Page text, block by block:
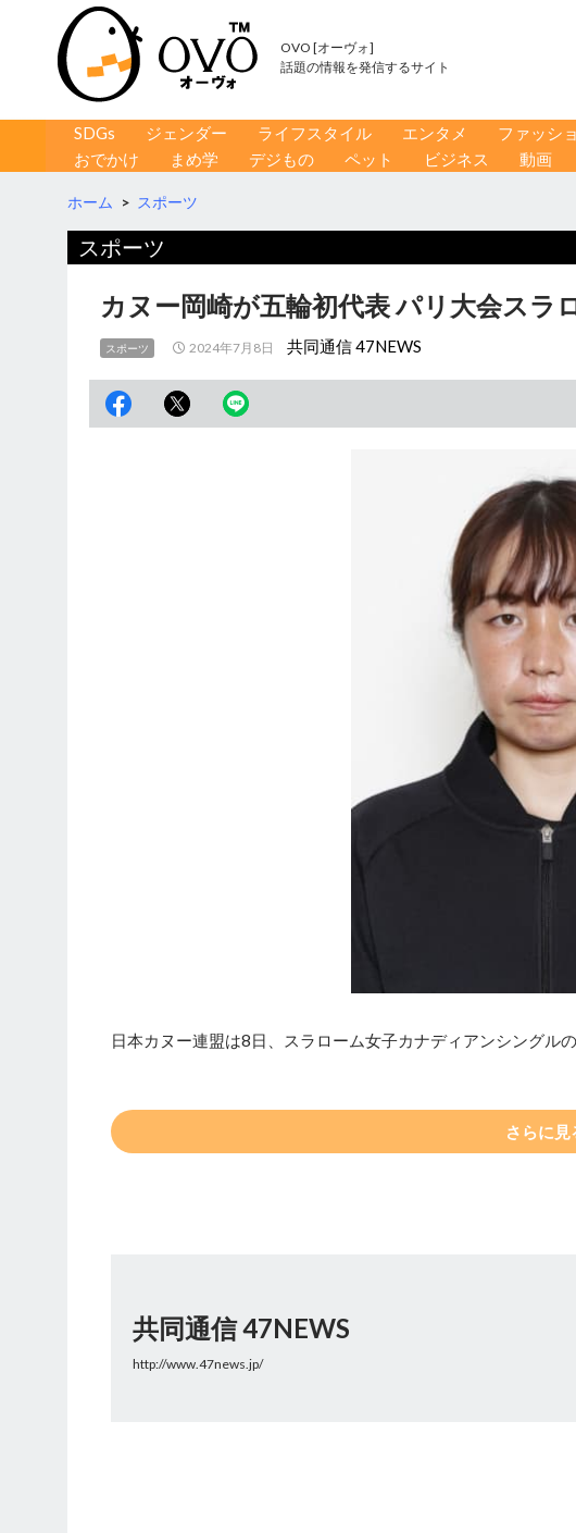
OVO [オーヴォ]
話題の情報を発信するサイト
コンテンツへ移動
SDGs ジェンダー ライフスタイル エンタメ ファッシ
おでかけ
まめ学 デジもの ペット ビジネス 動画
ホーム > スポーツ
スポーツ
カヌー岡崎が五輪初代表 パリ大会スラ
スポーツ 2024年7月8日 共同通信 47NEWS
日本カヌー連盟は8日、スラローム女子カナディアンシング
さらに見
共同通信 47NEWS
http://www.47news.jp/